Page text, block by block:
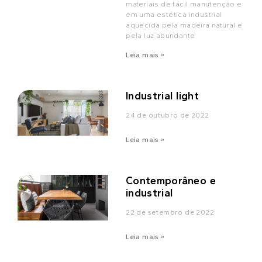
materiais de fácil manutenção e
em uma estética industrial
aquecida pela madeira natural e
pela luz abundante
Leia mais »
Industrial light
24 de outubro de 2022
Leia mais »
Contemporâneo e
industrial
22 de setembro de 2022
Leia mais »